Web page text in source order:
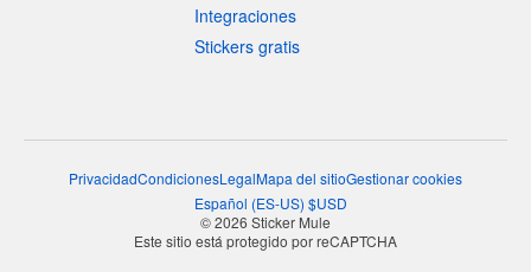
Integraciones
Stickers gratis
PrivacidadCondicionesLegalMapa del sitioGestionar cookies
Español (ES-US) $USD
© 2026 Sticker Mule
Este sitio está protegido por reCAPTCHA